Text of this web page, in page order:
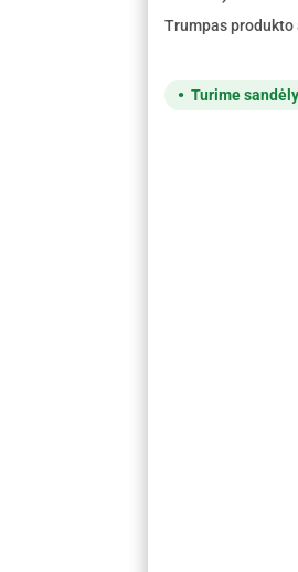
Trumpas produkto
Turime